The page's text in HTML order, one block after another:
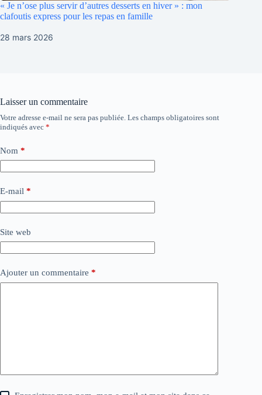
« Je n’ose plus servir d’autres desserts en hiver » : mon
clafoutis express pour les repas en famille
28 mars 2026
Laisser un commentaire
Votre adresse e-mail ne sera pas publiée. Les champs obligatoires sont
indiqués avec *
Nom *
E-mail *
Site web
Ajouter un commentaire *